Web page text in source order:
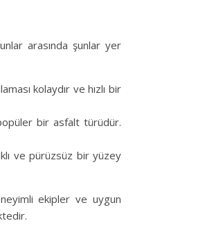
arasında şunlar yer
kolaydır ve hızlı bir
bir asfalt türüdür.
ve pürüzsüz bir yüzey
ekipler ve uygun